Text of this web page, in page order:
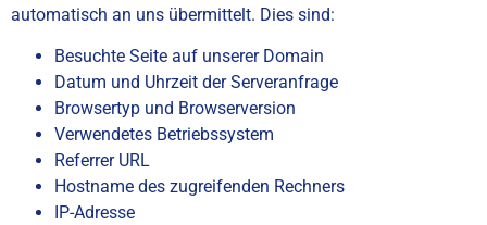
automatisch an uns übermittelt. Dies sind:
Besuchte Seite auf unserer Domain
Datum und Uhrzeit der Serveranfrage
Browsertyp und Browserversion
Verwendetes Betriebssystem
Referrer URL
Hostname des zugreifenden Rechners
IP-Adresse